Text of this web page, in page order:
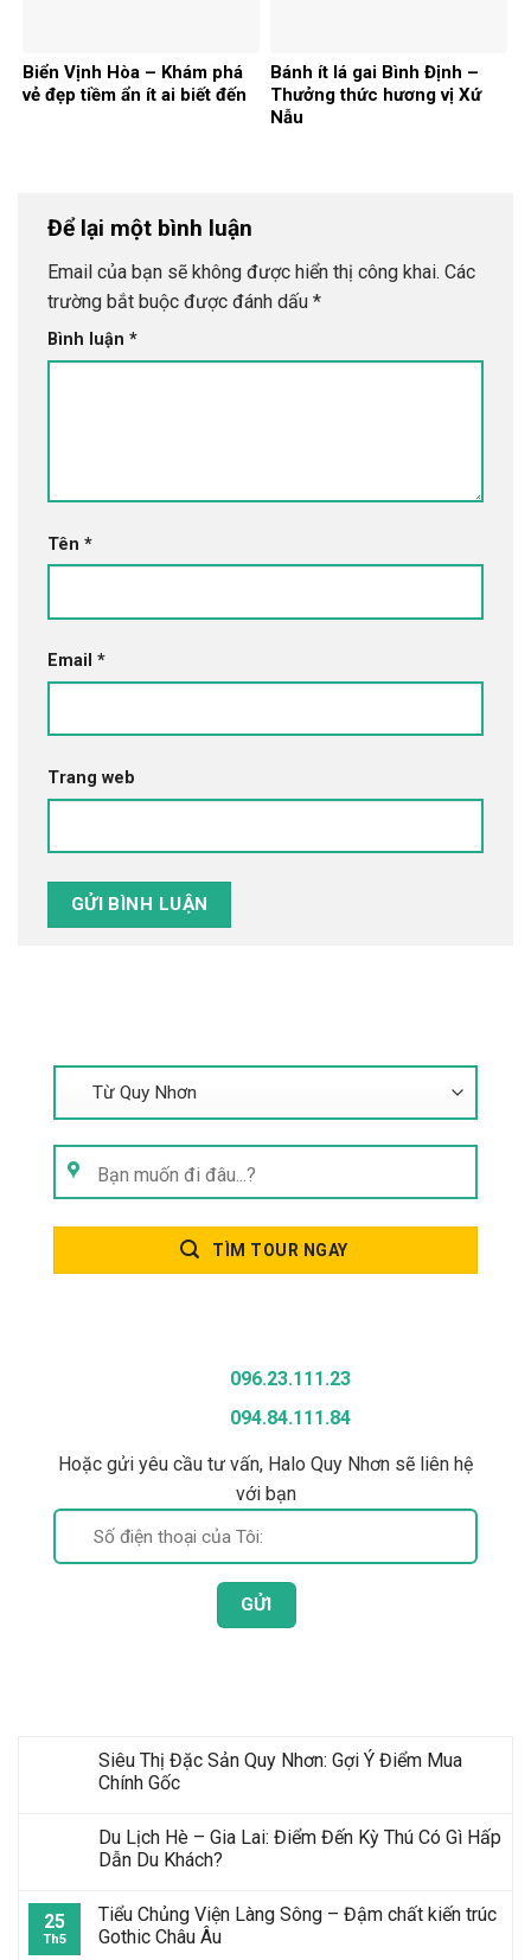
Biển Vịnh Hòa – Khám phá
vẻ đẹp tiềm ẩn ít ai biết đến
Bánh ít lá gai Bình Định –
Thưởng thức hương vị Xứ
Nẫu
Để lại một bình luận
Email của bạn sẽ không được hiển thị công khai. Các
trường bắt buộc được đánh dấu *
Bình luận *
Tên *
Email *
Trang web
Tìm
TÌM TOUR NGAY
096.23.111.23
094.84.111.84
Hoặc gửi yêu cầu tư vấn, Halo Quy Nhơn sẽ liên hệ
với bạn
Siêu Thị Đặc Sản Quy Nhơn: Gợi Ý Điểm Mua
Chính Gốc
Du Lịch Hè – Gia Lai: Điểm Đến Kỳ Thú Có Gì Hấp
Dẫn Du Khách?
25
Th5
Tiểu Chủng Viện Làng Sông – Đậm chất kiến trúc
Gothic Châu Âu